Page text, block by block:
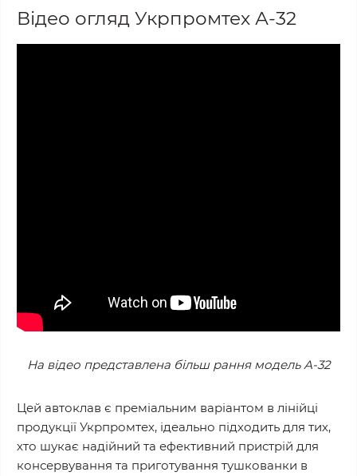
Відео огляд Укрпромтех А-32
На відео представлена більш рання модель А-32
Цей автоклав є преміальним варіантом в лінійці
продукції Укрпромтех, ідеально підходить для тих,
хто шукає надійний та ефективний пристрій для
консервування та приготування тушкованки в